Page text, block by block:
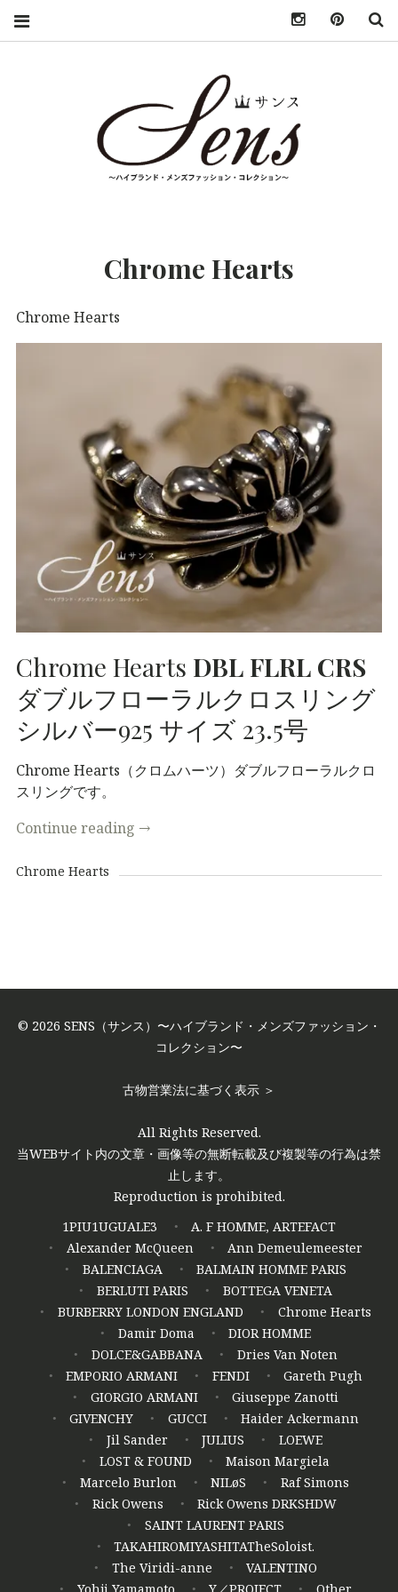
ス）〜
HIGH
FASHION
BRAND
COLLECTI
ON（ハイブ
ランド・メ
ンズファッ
ション・コ
レクショ
ン）〜
イブランド・メンズ
Chrome Hearts
Chrome Hearts
Chrome Hearts DBL FLRL CRS
ダブルフローラルクロスリング
シルバー925 サイズ 23.5号
Chrome Hearts（クロムハーツ）ダブルフローラルクロ
スリングです。
Continue reading →
Chrome Hearts
© 2026 SENS（サンス）〜ハイブランド・メンズファッション・
コレクション〜
古物営業法に基づく表示 ＞
All Rights Reserved.
当WEBサイト内の文章・画像等の無断転載及び複製等の行為は禁
止します。
Reproduction is prohibited.
1PIU1UGUALE3
A. F HOMME, ARTEFACT
Alexander McQueen
Ann Demeulemeester
BALENCIAGA
BALMAIN HOMME PARIS
BERLUTI PARIS
BOTTEGA VENETA
BURBERRY LONDON ENGLAND
Chrome Hearts
Damir Doma
DIOR HOMME
DOLCE&GABBANA
Dries Van Noten
EMPORIO ARMANI
FENDI
Gareth Pugh
GIORGIO ARMANI
Giuseppe Zanotti
GIVENCHY
GUCCI
Haider Ackermann
Jil Sander
JULIUS
LOEWE
LOST & FOUND
Maison Margiela
Marcelo Burlon
NILøS
Raf Simons
Rick Owens
Rick Owens DRKSHDW
SAINT LAURENT PARIS
TAKAHIROMIYASHITATheSoloist.
The Viridi-anne
VALENTINO
INSTAGRAM